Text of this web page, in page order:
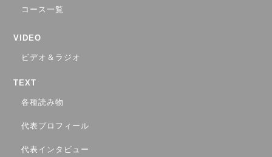
コース一覧
VIDEO
ビデオ＆ラジオ
TEXT
各種読み物
代表プロフィール
代表インタビュー